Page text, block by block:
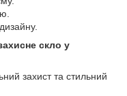
скло у
захист та стильний